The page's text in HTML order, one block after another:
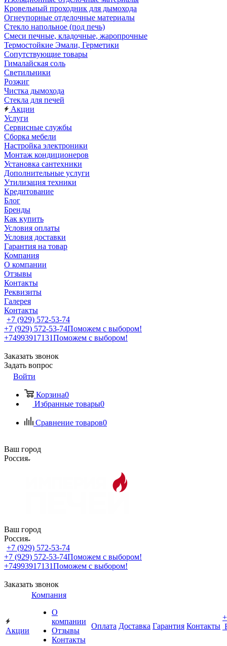
Кровельный проходник для дымохода
Огнеупорные отделочные материалы
Стекло напольное (под печь)
Смеси печные, кладочные, жаропрочные
Термостойкие Эмали, Герметики
Сопутствующие товары
Гималайская соль
Светильники
Розжиг
Чистка дымохода
Стекла для печей
Акции
Услуги
Сервисные службы
Сборка мебели
Настройка электроники
Монтаж кондиционеров
Установка сантехники
Дополнительные услуги
Утилизация техники
Кредитование
Блог
Бренды
Как купить
Условия оплаты
Условия доставки
Гарантия на товар
Компания
О компании
Отзывы
Контакты
Реквизиты
Галерея
Контакты
+7 (929) 572-53-74
+7 (929) 572-53-74Поможем с выбором!
+74993917131Поможем с выбором!
Заказать звонок
Задать вопрос
Войти
Корзина0
Избранные товары0
Сравнение товаров0
Ваш город
Россия
Ваш город
Россия
+7 (929) 572-53-74
+7 (929) 572-53-74Поможем с выбором!
+74993917131Поможем с выбором!
Заказать звонок
Акции
Компания
О
компании
Отзывы
Контакты
Оплата Доставка Гарантия Контакты
+